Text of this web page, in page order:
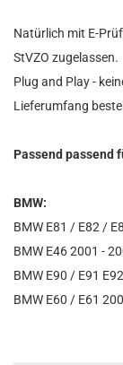
Natürlich mit E-
StVZO zugelassen.
Plug and Play -
Lieferumfang
Passend passend
BMW:
BMW E81 / E82 /
BMW E46 2001 -
BMW E90 / E91
BMW E60 / E61